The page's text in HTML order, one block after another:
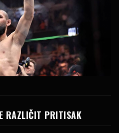
RAZLIČIT PRITISAK